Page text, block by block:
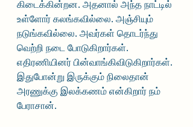
கிடைக்கின்றன. அதனால் அந்த நாட்டில்
உள்ளோர் கலங்கவில்லை. அஞ்சியும்
நடுங்கவில்லை. அவர்கள் தொடர்ந்து
வெற்றி நடை போடுகிறார்கள்.
எதிரணியினர் பின்வாங்கிவிடுகிறார்கள்.
இதுபோன்று இருக்கும் நிலைதான்
அரணுக்கு இலக்கணம் என்கிறார் நம்
பேராசான்.